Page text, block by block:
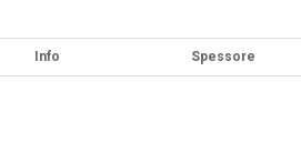
Info Spessore